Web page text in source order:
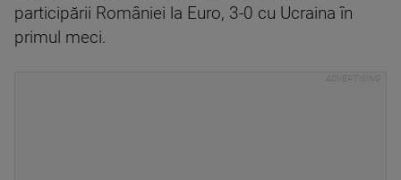
participării României la Euro, 3-0 cu Ucraina în
primul meci.